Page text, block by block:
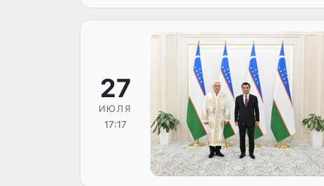
27
ИЮЛЯ
17:17